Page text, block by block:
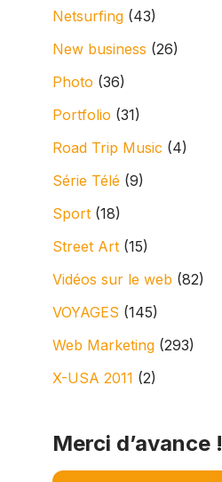
Netsurfing (43)
New business (26)
Photo (36)
Portfolio (31)
Road Trip Music (4)
Série Télé (9)
Sport (18)
Street Art (15)
Vidéos sur le web (82)
VOYAGES (145)
Web Marketing (293)
X-USA 2011 (2)
Merci d’avance !